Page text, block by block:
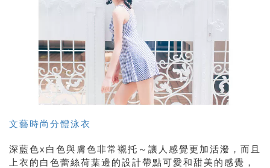
文藝時尚分體泳衣
深藍色x白色與膚色非常襯托～讓人感覺更加活潑，而且
上衣的白色蕾絲荷葉邊的設計帶點可愛和甜美的感覺，